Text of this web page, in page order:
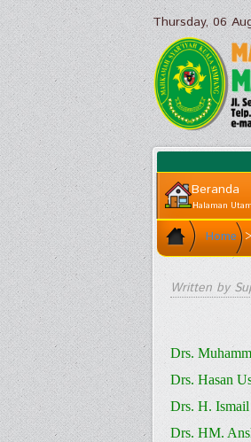
Thursday, 06
Beranda
Halaman
Home
Written by
Drs.
Drs. Hasan
Drs. H.
Drs. HM.